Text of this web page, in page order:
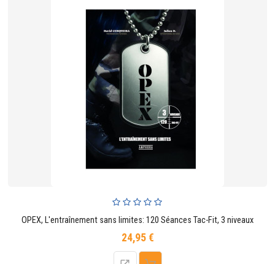
OPEX, L'entraînement sans limites: 120 Séances Tac-Fit, 3 niveaux
24,95 €Prix